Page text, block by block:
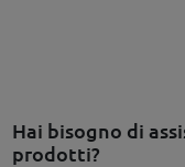
Hai bisogno di
prodotti?